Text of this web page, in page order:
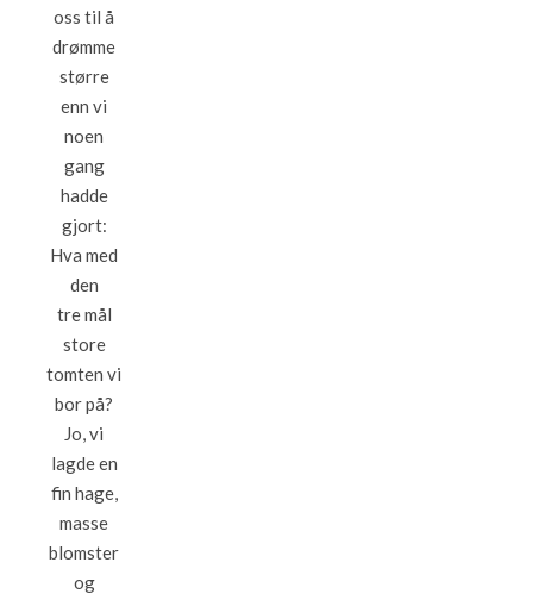
oss til å
drømme
større
enn vi
noen
gang
hadde
gjort:
Hva med
den
tre mål
store
tomten vi
bor på?
Jo, vi
lagde en
fin hage,
masse
blomster
og